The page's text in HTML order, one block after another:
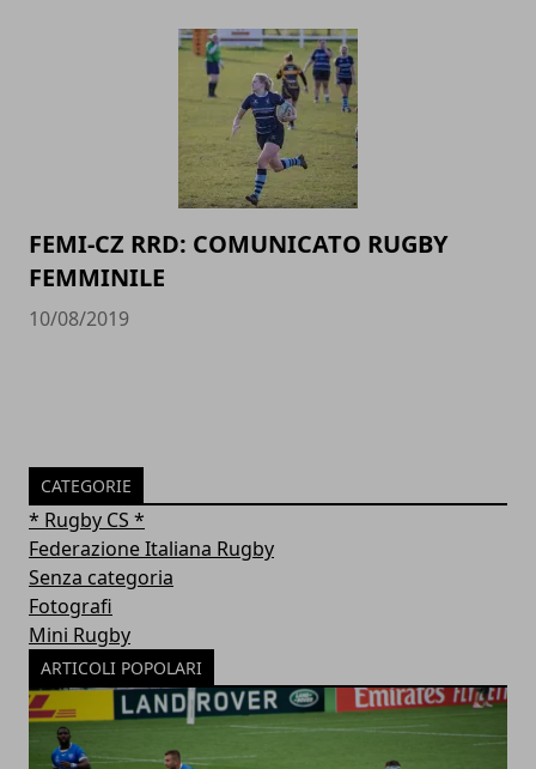
FEMI-CZ RRD: COMUNICATO RUGBY
FEMMINILE
10/08/2019
CATEGORIE
* Rugby CS *
Federazione Italiana Rugby
Senza categoria
Fotografi
Mini Rugby
ARTICOLI POPOLARI